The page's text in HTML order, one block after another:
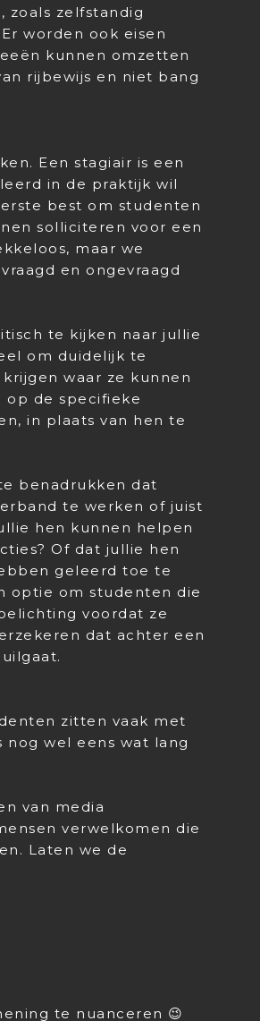
zoals zelfstandig
worden ook eisen
kunnen omzetten
rijbewijs en niet bang
Een stagiair is een
in de praktijk wil
best om studenten
solliciteren voor een
maar we
en ongevraagd
te kijken naar jullie
om duidelijk te
waar ze kunnen
op de specifieke
in plaats van hen te
benadrukken dat
te werken of juist
hen kunnen helpen
Of dat jullie hen
geleerd toe te
optie om studenten die
voordat ze
dat achter een
zitten vaak met
wel eens wat lang
van media
verwelkomen die
Laten we de
te nuanceren 😉